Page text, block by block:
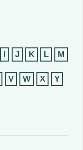
I J K L M
V W X Y